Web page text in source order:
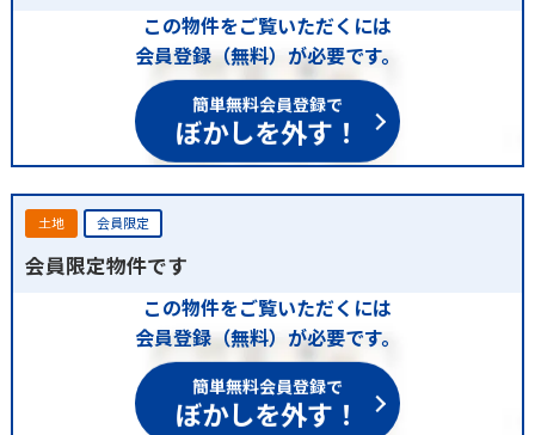
この物件をご覧いただくには
会員登録（無料）が必要です。
簡単無料会員登録で
ぼかしを外す！
土地 会員限定
会員限定物件です
この物件をご覧いただくには
会員登録（無料）が必要です。
簡単無料会員登録で
ぼかしを外す！